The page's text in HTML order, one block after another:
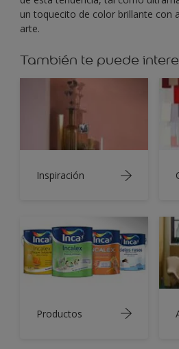
un toquecito de color brillante con
arte.
También te puede
Inspiración
Productos